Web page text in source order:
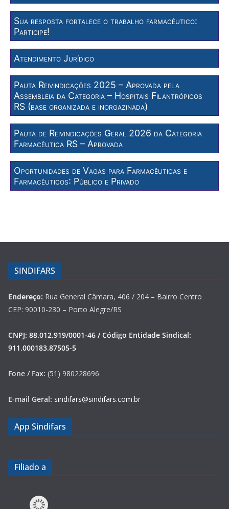
Sua resposta fortalece o trabalho farmacêutico:
Participe!
Atendimento Jurídico
Pauta Reivindicações 2025 – Aprovada pela
Assembleia da Categoria – Hospitais Filantrópicos
RS (base organizada e inorgazinada)
Pauta de Reivindicações Geral 2026 da Categoria
Farmacêutica RS – Aprovada
Oportunidades de Vagas para Farmacêuticas e
Farmacêuticos: Público e Privado
SINDIFARS
Endereço: Rua General Câmara, 406 / 204 – Bairro Centro
CEP: 90010-230 – Porto Alegre/RS
CNPJ: 88.012.919/0001-46 / Código Entidade Sindical:
911.000183.87505-5
Fone / Fax: (51) 980228696
E-mail Geral: sindifars@sindifars.com.br
App Sindifars
Filiado a